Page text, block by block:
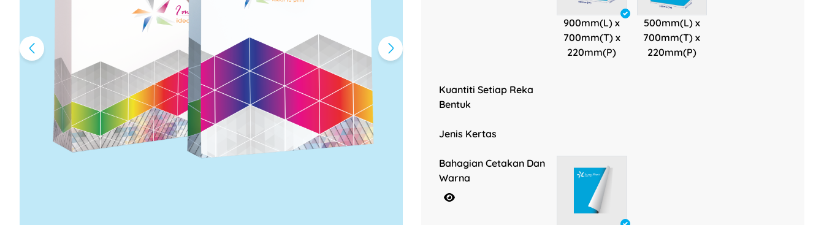
900mm(L) x
700mm(T) x
220mm(P)
500mm(L) x
700mm(T) x
220mm(P)
Kuantiti Setiap Reka
Bentuk
Jenis Kertas
Bahagian Cetakan Dan
Warna